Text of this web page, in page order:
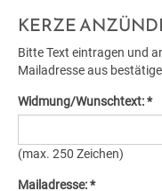
DOWNLOADS &
AMTSTAFEL
FAQ
STADTARCHIV
LERNHILFE &
KINDERUNI
FAQ BAUEN &
FORMULARE &
VEREINE
COMMUNITY-
MOBILITÄT &
BAUMKATASTER
ENERGIE
KLAR! REGION
KERZE
Bitte Text eintragen und
Mailadresse aus
Widmung/Wunschtext: *
(max. 250 Zeichen)
Mailadresse: *